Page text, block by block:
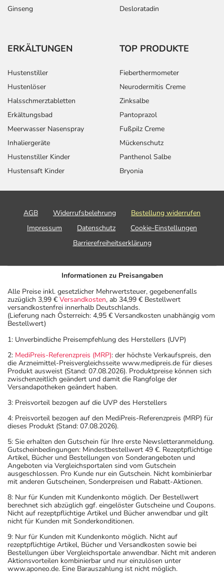
Ginseng
Desloratadin
ERKÄLTUNGEN
Hustenstiller
Hustenlöser
Halsschmerztabletten
Erkältungsbad
Meerwasser Nasenspray
Inhaliergeräte
Hustenstiller Kinder
Hustensaft Kinder
TOP PRODUKTE
Fieberthermometer
Neurodermitis Creme
Zinksalbe
Pantoprazol
Fußpilz Creme
Mückenschutz
Panthenol Salbe
Bryonia
AGB Widerrufsbelehrung
Bestellung widerrufen
Impressum
Datenschutz
Cookie-Einstellungen
Barrierefreiheitserklärung
Informationen zu Preisangaben
Alle Preise inkl. gesetzlicher Mehrwertsteuer, gegebenenfalls
zuzüglich 3,99 € Versandkosten, ab 34,99 € Bestellwert
versandkostenfrei innerhalb Deutschlands.
(Lieferung nach Österreich: 4,95 € Versandkosten unabhängig vom
Bestellwert)
1: Unverbindliche Preisempfehlung des Herstellers (UVP)
2: MediPreis-Referenzpreis (MRP): der höchste Verkaufspreis, den
die Arzneimittel-Preisvergleichsseite www.medipreis.de für dieses
Produkt ausweist (Stand: 07.08.2026). Produktpreise können sich
zwischenzeitlich geändert und damit die Rangfolge der
Versandapotheken geändert haben.
3: Preisvorteil bezogen auf die UVP des Herstellers
4: Preisvorteil bezogen auf den MediPreis-Referenzpreis (MRP) für
dieses Produkt (Stand: 07.08.2026).
5: Sie erhalten den Gutschein für Ihre erste Newsletteranmeldung.
Gutscheinbedingungen: Mindestbestellwert 49 €. Rezeptpflichtige
Artikel, Bücher und Bestellungen von Sonderangeboten und
Angeboten via Vergleichsportalen sind vom Gutschein
ausgeschlossen. Pro Kunde nur ein Gutschein. Nicht kombinierbar
mit anderen Gutscheinen, Sonderpreisen und Rabatt-Aktionen.
8: Nur für Kunden mit Kundenkonto möglich. Der Bestellwert
berechnet sich abzüglich ggf. eingelöster Gutscheine und Coupons.
Nicht auf rezeptpflichtige Artikel und Bücher anwendbar und gilt
nicht für Kunden mit Sonderkonditionen.
9: Nur für Kunden mit Kundenkonto möglich. Nicht auf
rezeptpflichtige Artikel, Bücher und Versandkosten sowie bei
Bestellungen über Vergleichsportale anwendbar. Nicht mit anderen
Aktionsvorteilen kombinierbar und nur einzulösen unter
www.aponeo.de. Eine Barauszahlung ist nicht möglich.